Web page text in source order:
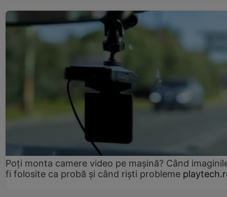
Poți monta camere video pe mașină? Când
fi folosite ca probă și când riști probleme